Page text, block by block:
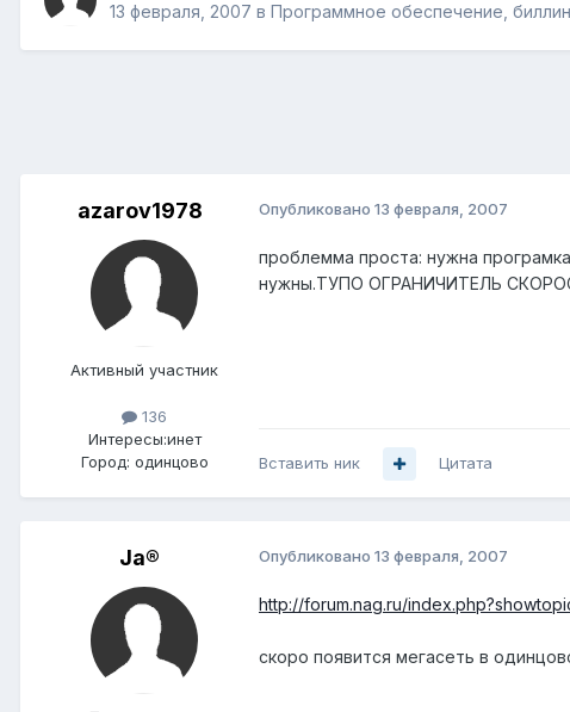
13 февраля, 2007 в Программное обеспечение,
azarov1978
Активный участник
136
Интересы:инет
Город: одинцово
Опубликовано 13 февраля, 2007
проблемма проста: нужна
нужны.ТУПО ОГРАНИЧИТЕЛЬ
Вставить ник Цитата
Ja® Опубликовано 13 февраля, 2007
http://forum.nag.ru/
скоро появится мегасеть в